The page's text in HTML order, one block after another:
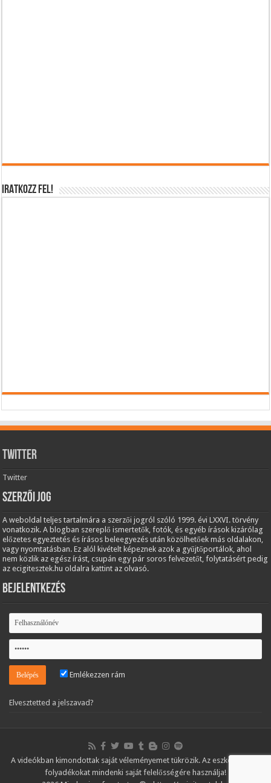
IRATKOZZ FEL!
Twitter
Twitter
Szerzői jog
A weboldal teljes tartalmára a szerzői jogról szóló 1999. évi LXXVI. törvény
vonatkozik. A blogban szereplő ismertetők, fotók, és egyéb írások kizárólag
előzetes egyeztetés és írásos beleegyezés után közölhetőek más oldalakon,
vagy nyomtatásban. Ez alól kivételt képeznek azok a gyűjtőportálok, ahol
nem közlik az egész írást, csupán egy pár soros felvezetőt, folytatásért pedig
az ecigitesztek.hu oldalra kattint az olvasó.
Bejelentkezés
Emlékezzen rám
Elvesztetted a jelszavad?
A videókban kimondottak saját véleményemet tükrözik. Az eszközöket és
folyadékokat mindenki saját felelősségére használja!